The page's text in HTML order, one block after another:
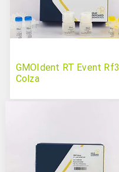
GMOIdent RT Event Rf3
Colza